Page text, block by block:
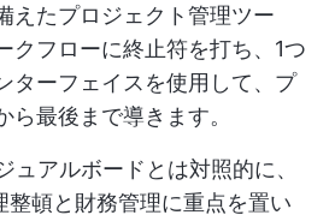
えたプロジェクト管理ツー
クフローに終止符を打ち、1つ
ターフェイスを使用して、プ
ら最後まで導きます。
アルボードとは対照的に、
頓と財務管理に重点を置い